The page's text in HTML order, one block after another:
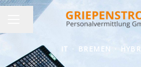
KARRIEREMENÜ
Seite teilen
IT · BREMEN ·